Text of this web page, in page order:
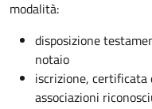
modalità:
disposizione
notaio
iscrizione, certificata
associazioni